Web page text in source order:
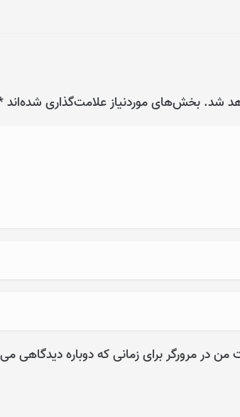
شد. بخش‌های موردنیاز علامت‌گذاری شده‌اند
من در مرورگر برای زمانی که دوباره دیدگاهی